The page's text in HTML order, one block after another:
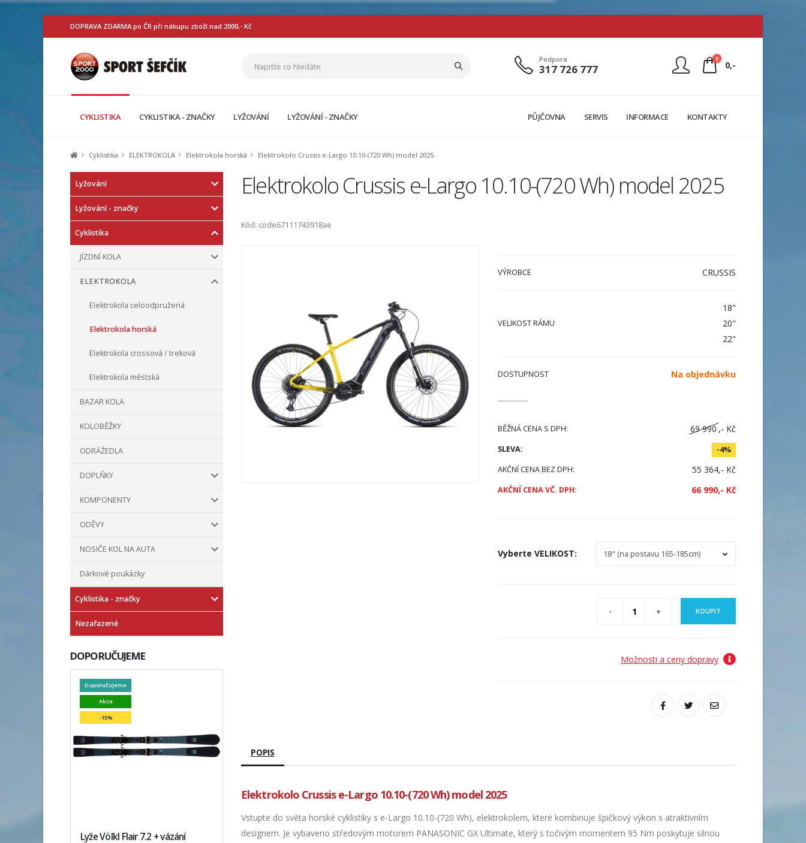
DOPRAVA ZDARMA po ČR při nákupu zboží nad 2000,- Kč
Podpora
317 726 777
0
0,-
Přihlásit
CYKLISTIKA CYKLISTIKA - ZNAČKY LYŽOVÁNÍ LYŽOVÁNÍ - ZNAČKY PŮJČOVNA SERVIS INFORMACE KONTAKTY
Cyklistika ELEKTROKOLA Elektrokola horská Elektrokolo Crussis e-Largo 10.10-(720 Wh) model 2025
Lyžování
Lyžování - značky
Cyklistika
JÍZDNÍ KOLA
ELEKTROKOLA
Elektrokola celoodpružená
Elektrokola horská
Elektrokola crossová / treková
Elektrokola městská
BAZAR KOLA
KOLOBĚŽKY
ODRÁŽEDLA
DOPLŇKY
KOMPONENTY
ODĚVY
NOSIČE KOL NA AUTA
Dárkové poukázky
Cyklistika - značky
Nezařazené
DOPORUČUJEME
Doporučujeme
Akce
-15%
Lyže Völkl Flair 7.2 + vázání
Elektrokolo Crussis e-Largo 10.10-(720 Wh) model 2025
Kód: code67111743918ae
VÝROBCE CRUSSIS
VELIKOST RÁMU
18"
20"
22"
DOSTUPNOST Na objednávku
BĚŽNÁ CENA S DPH: 69 990 ,- Kč
SLEVA:
-4%
AKČNÍ CENA BEZ DPH:
55 364,- Kč
AKČNÍ CENA VČ. DPH: 66 990,- Kč
Vyberte VELIKOST:
KOUPIT
Možnosti a ceny dopravy
POPIS
Elektrokolo Crussis e-Largo 10.10-(720 Wh) model 2025
Vstupte do světa horské cyklistiky s e-Largo 10.10-(720 Wh), elektrokolem, které kombinuje špičkový výkon s atraktivním
designem. Je vybaveno středovým motorem PANASONIC GX Ultimate, který s točivým momentem 95 Nm poskytuje silnou